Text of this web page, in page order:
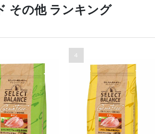
その他 ランキング
4